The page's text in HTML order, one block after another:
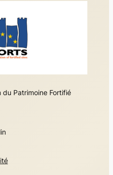
du Patrimoine Fortifié